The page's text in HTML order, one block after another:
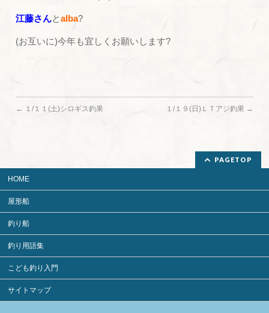
江藤さんとalba?
(お互いに)今年も宜しくお願いします?
← １/１１(土)シロギス釣果 １/１９(日)ＬＴアジ釣果 →
PAGETOP
HOME
屋形船
釣り船
釣り用語集
こども釣り入門
サイトマップ